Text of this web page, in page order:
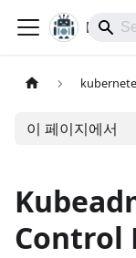
lol-IoT
이 페이지에서
Control